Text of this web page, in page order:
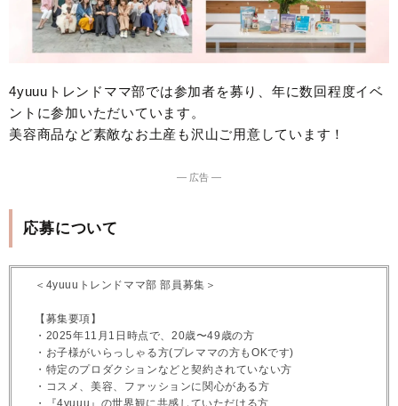
4yuuuトレンドママ部では参加者を募り、年に数回程度イベ
ントに参加いただいています。
美容商品など素敵なお土産も沢山ご用意しています！
― 広告 ―
応募について
＜4yuuuトレンドママ部 部員募集＞
【募集要項】
・2025年11月1日時点で、20歳〜49歳の方
・お子様がいらっしゃる方(プレママの方もOKです)
・特定のプロダクションなどと契約されていない方
・コスメ、美容、ファッションに関心がある方
・『4yuuu』の世界観に共感していただける方